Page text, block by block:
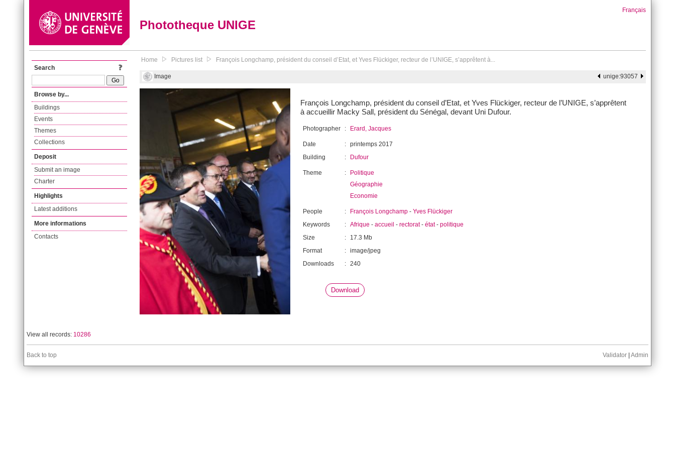
Phototheque UNIGE
Français
Search
Browse by...
Buildings
Events
Themes
Collections
Deposit
Submit an image
Charter
Highlights
Latest additions
More informations
Contacts
Home Pictures list François Longchamp, président du conseil d’Etat, et Yves Flückiger, recteur de l’UNIGE, s’apprêtent à...
Image unige:93057
François Longchamp, président du conseil d’Etat, et Yves Flückiger, recteur de l’UNIGE, s’apprêtent
à accueillir Macky Sall, président du Sénégal, devant Uni Dufour.
Photographer : Erard, Jacques
Date : printemps 2017
Building
: Dufour
Theme :
Politique
Géographie
Economie
People : François Longchamp - Yves Flückiger
Keywords
: Afrique - accueil - rectorat- état- politique
Size
:
17.3 Mb
Format
: image/jpeg
Downloads
: 240
Download
View all records: 10286
Back to top Validator Admin